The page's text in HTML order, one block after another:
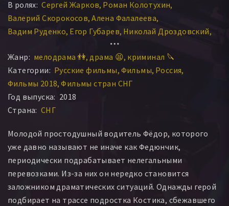
В ролях: Сергей Жарков Роман Колотухин
Валерий Скорокосов Алена Фалалеева
Вадим Руденко Егор Губарев Николай Дроздовский
Денис Сладков Марина Коломина
Сергей Погосян Марина Орел Алексей Андреев
Андрей Субботин Владимир Берзин Татьяна Таушева
Клим Зосимов Екатерина Жарова
Жанр: мелодрама 👫 драма 😫 криминал 🔪
Категории: Русские фильмы Фильмы Россия
Фильмы 2018 Фильмы стран СНГ
Год выпуска: 2018
Страна: СНГ
Молодой простодушный водитель Фёдор, которого
уже давно называют не иначе как Федюнчик,
периодически подрабатывает нелегальными
перевозками. Из-за них он нередко становится
заложником драматических ситуаций. Однажды герой
подбирает на трассе подростка Костика, сбежавшего